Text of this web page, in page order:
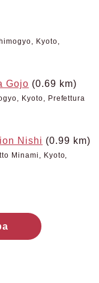
Kyoto,
Gojo (0.69 km)
Kyoto, Prefettura
Nishi (0.99 km)
Minami, Kyoto,